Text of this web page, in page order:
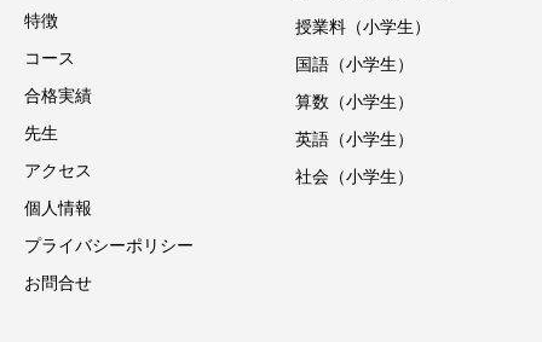
特徴
コース
合格実績
先生
アクセス
個人情報
プライバシーポリシー
お問合せ
授業料（小学生）
国語（小学生）
算数（小学生）
英語（小学生）
社会（小学生）